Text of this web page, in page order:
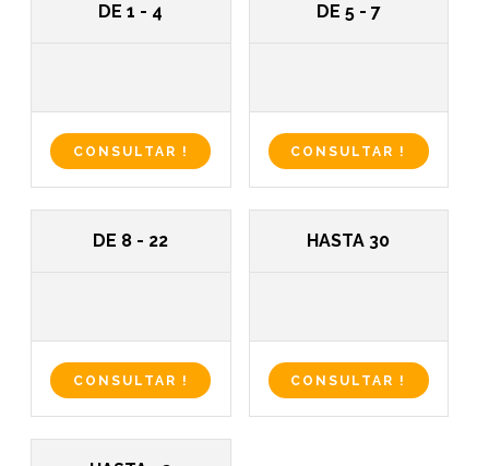
DE 1 - 4
CONSULTAR !
DE 5 - 7
CONSULTAR !
DE 8 - 22
CONSULTAR !
HASTA 30
CONSULTAR !